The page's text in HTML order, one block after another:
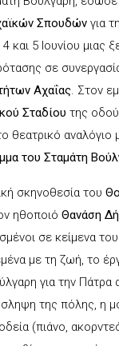
Σπουδών για
και 5 Ιουνίου μιας
σε
Αχαΐας. Στον
Σταδίου της
θεατρικό αναλόγιο
του Σταμάτη
σκηνοθεσία του
ηθοποιό Θανάση
σε κείμενα του
με τη ζωή, το
για την Πάτρα
της πόλης, η
(πιάνο,